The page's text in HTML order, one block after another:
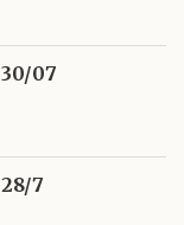
07
7